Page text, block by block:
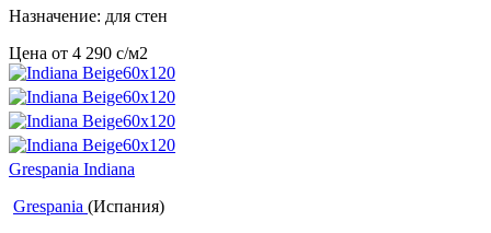
Назначение: для стен
Цена от 4 290 c/м2
Grespania Indiana
Grespania (Испания)